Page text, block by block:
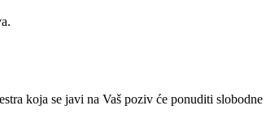
koja se javi na Vaš poziv će ponuditi